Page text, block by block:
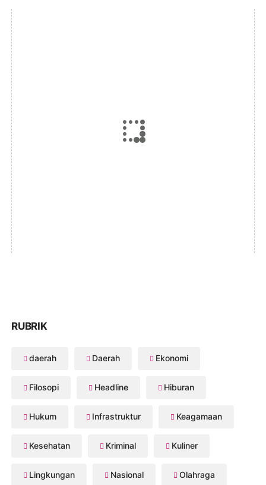
RUBRIK
daerah Daerah Ekonomi
Filosopi Headline Hiburan
Hukum Infrastruktur Keagamaan
Kesehatan Kriminal Kuliner
Lingkungan Nasional Olahraga